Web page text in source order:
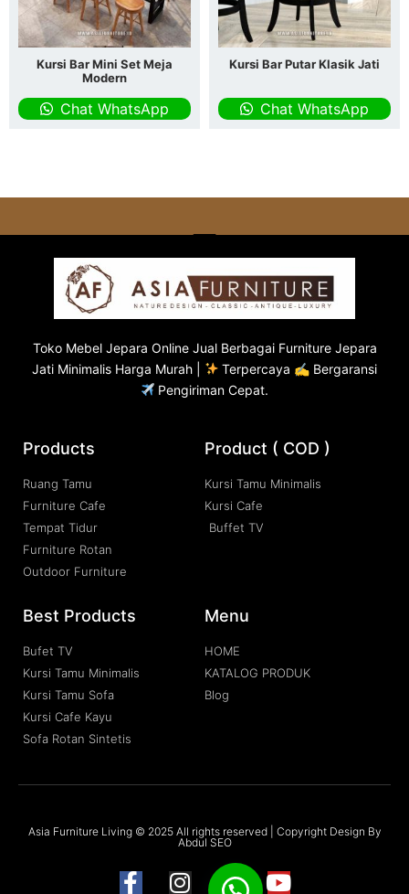
Kursi Bar Mini Set Meja
Modern
Chat WhatsApp
Kursi Bar Putar Klasik Jati
Chat WhatsApp
Toko Mebel Jepara Online Jual Berbagai Furniture Jepara
Jati Minimalis Harga Murah |
Terpercaya ✍ Bergaransi
Pengiriman Cepat.
Products
Ruang Tamu
Furniture Cafe
Tempat Tidur
Furniture Rotan
Outdoor Furniture
Product ( COD )
Kursi Tamu Minimalis
Kursi Cafe
Buffet TV
Best Products
Bufet TV
Kursi Tamu Minimalis
Kursi Tamu Sofa
Kursi Cafe Kayu
Sofa Rotan Sintetis
Menu
HOME
KATALOG PRODUK
Blog
Asia Furniture Living © 2025 All rights reserved | Copyright Design By
Abdul SEO